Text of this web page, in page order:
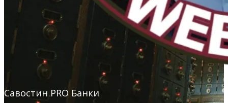
Савостин PRO Банки